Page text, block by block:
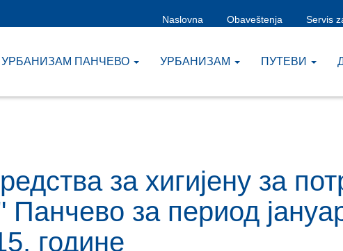
Naslovna Obaveštenja Servis
УРБАНИЗАМ ПАНЧЕВО УРБАНИЗАМ ПУТЕВИ
за хигијену за
Панчево за период
године